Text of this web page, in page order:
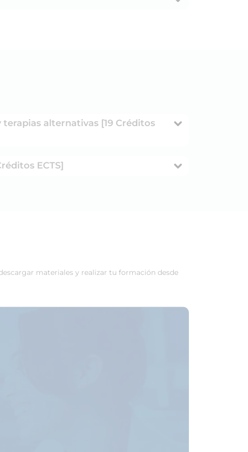
alternativas [19 Créditos
ECTS]
materiales y realizar tu formación desde